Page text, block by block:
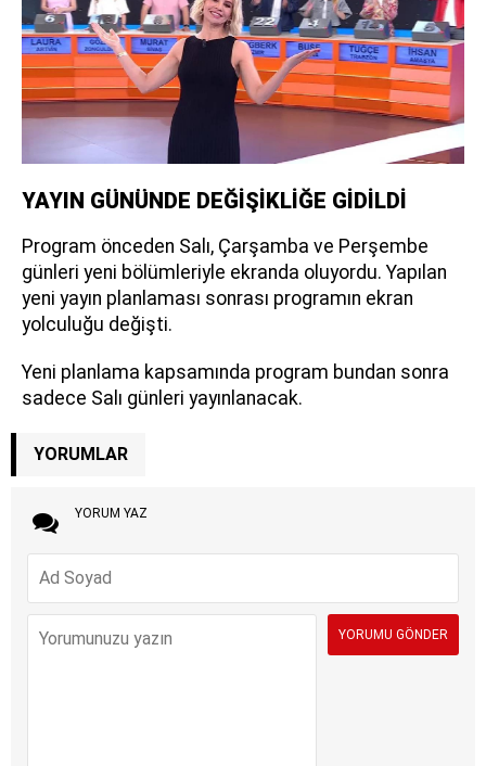
YAYIN GÜNÜNDE DEĞİŞİKLİĞE GİDİLDİ
Program önceden Salı, Çarşamba ve Perşembe
günleri yeni bölümleriyle ekranda oluyordu. Yapılan
yeni yayın planlaması sonrası programın ekran
yolculuğu değişti.
Yeni planlama kapsamında program bundan sonra
sadece Salı günleri yayınlanacak.
YORUMLAR
YORUM YAZ